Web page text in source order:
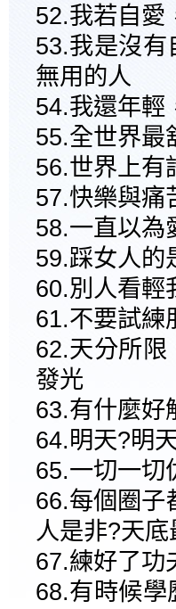
52.我若自愛
53.我是沒有
無用的人
54.我還年輕
55.全世界最
56.世界上有
57.快樂與痛
58.一直以為
59.踩女人的
60.別人看輕
61.不要試練
62.天分所限
發光
63.有什麼好
64.明天?明
65.一切一切
66.每個圈子
人是非?天
67.練好了功
68.有時候學